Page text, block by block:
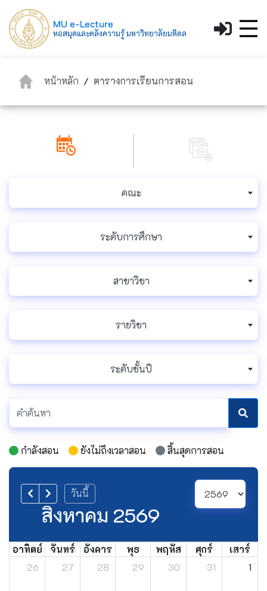
MU e-Lecture
หอสมุดและคลังความรู้ มหาวิทยาลัยมหิดล
หน้าหลัก / ตารางการเรียนการสอน
คณะ
ระดับการศึกษา
สาขาวิชา
รายวิชา
ระดับชั้นปี
กำลังสอน ยังไม่ถึงเวลาสอน สิ้นสุดการสอน
วันนี้
สิงหาคม 2569
อาทิตย์ จันทร์ อังคาร พุธ พฤหัส ศุกร์
เสาร์
26
27 28 29 30 31 1